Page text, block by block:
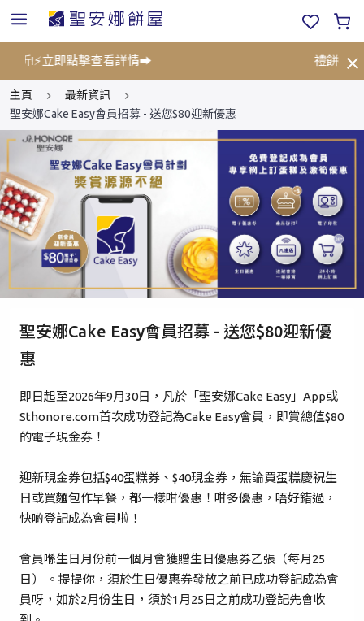
折!⚡立即點擊查看詳情➡️ 禮餅券
主頁
最新資訊
聖安娜Cake Easy會員招募 - 送您$80迎新優惠
聖安娜Cake Easy會員招募 - 送您$80迎新優
惠
即日起至2026年9月30日，凡於「聖安娜Cake Easy」App或
Sthonore.com首次成功登記為Cake Easy會員，即賞總值$80
的電子現金券！
迎新現金券包括$40蛋糕券、$40現金券，無論買蛋糕慶祝生
日或買麵包作早餐，都一樣咁優惠！咁多優惠，唔好錯過，
快啲登記成為會員啦！
會員喺生日月份前一個月會獲贈生日優惠券乙張（每月25
日） 。提提你，須於生日優惠券發放之前已成功登記成為會
員呀，如於2月份生日，須於1月25日之前成功登記先會收